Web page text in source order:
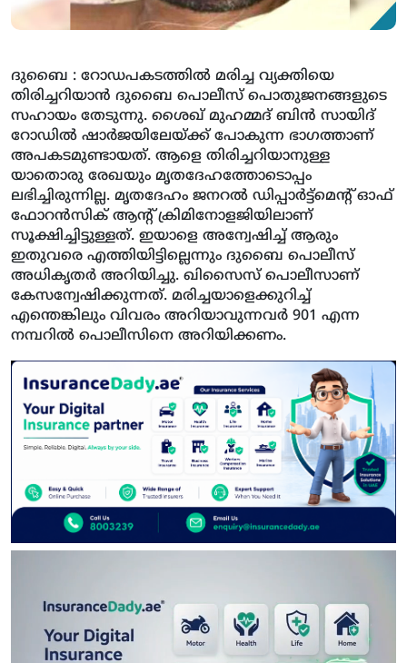
ദുബൈ : റോഡപകടത്തില്‍ മരിച്ച വ്യക്തിയെ
തിരിച്ചറിയാന്‍ ദുബൈ പൊലീസ് പൊതുജനങ്ങളുടെ
സഹായം തേടുന്നു. ശൈഖ് മുഹമ്മദ് ബിന്‍ സായിദ്
റോഡില്‍ ഷാര്‍ജയിലേയ്ക്ക് പോകുന്ന ഭാഗത്താണ്
അപകടമുണ്ടായത്. ആളെ തിരിച്ചറിയാനുള്ള
യാതൊരു രേഖയും മൃതദേഹത്തോടൊപ്പം
ലഭിച്ചിരുന്നില്ല. മൃതദേഹം ജനറല്‍ ഡിപ്പാര്‍ട്ട്‌മെന്റ് ഓഫ്
ഫോറന്‍സിക് ആന്റ് ക്രിമിനോളജിയിലാണ്
സൂക്ഷിച്ചിട്ടുള്ളത്. ഇയാളെ അന്വേഷിച്ച് ആരും
ഇതുവരെ എത്തിയിട്ടില്ലെന്നും ദുബൈ പൊലീസ്
അധികൃതര്‍ അറിയിച്ചു. ഖിസൈസ് പൊലീസാണ്
കേസന്വേഷിക്കുന്നത്. മരിച്ചയാളെക്കുറിച്ച്
എന്തെങ്കിലും വിവരം അറിയാവുന്നവര്‍ 901 എന്ന
നമ്പറില്‍ പൊലീസിനെ അറിയിക്കണം.